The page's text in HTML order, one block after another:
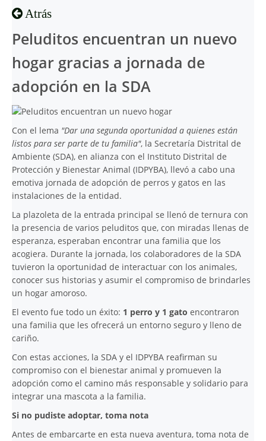
Atrás
Peluditos encuentran un nuevo
hogar gracias a jornada de
adopción en la SDA
Con el lema "Dar una segunda oportunidad a quienes están
listos para ser parte de tu familia", la Secretaría Distrital de
Ambiente (SDA), en alianza con el Instituto Distrital de
Protección y Bienestar Animal (IDPYBA), llevó a cabo una
emotiva jornada de adopción de perros y gatos en las
instalaciones de la entidad.
La plazoleta de la entrada principal se llenó de ternura con
la presencia de varios peluditos que, con miradas llenas de
esperanza, esperaban encontrar una familia que los
acogiera. Durante la jornada, los colaboradores de la SDA
tuvieron la oportunidad de interactuar con los animales,
conocer sus historias y asumir el compromiso de brindarles
un hogar amoroso.
El evento fue todo un éxito: 1 perro y 1 gato encontraron
una familia que les ofrecerá un entorno seguro y lleno de
cariño.
Con estas acciones, la SDA y el IDPYBA reafirman su
compromiso con el bienestar animal y promueven la
adopción como el camino más responsable y solidario para
integrar una mascota a la familia.
Si no pudiste adoptar, toma nota
Antes de embarcarte en esta nueva aventura, toma nota de